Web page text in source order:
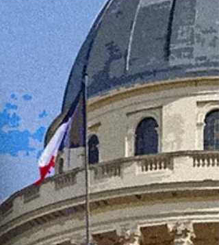
Elfjährigen. Wurde Lyhanna Opfer
individueller Verfehlungen oder
systemischer Gewalt? Ende Mai
verschwand in einem ländlichen
Städtchen westlich von Toulouse ein
Mädchen. Eine Woche später entdeckten
Fahnder seinen Körper in einem Silo. Die
Todesursache konnte noch nicht
werden, wohl aber DNA im Intimbereich.
Dieses verweist auf einen Verdächtigen,
der sich bereits in P